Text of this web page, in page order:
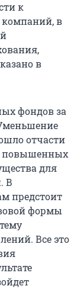
к
компаний, в
в
фондов за
отчасти
повышенных
для
В
предстоит
формы
Все это